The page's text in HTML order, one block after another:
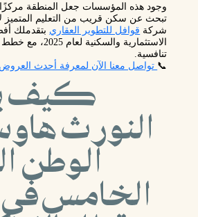
وجود هذه المؤسسات جعل المنطقة مركزًا
تبحث عن سكن قريب من التعليم المتميز
شركة قوافل للتطوير العقاري بتقدملك
الاستثمارية
تنافسية.
📞 تواصل معنا الآن لمعرفة أحدث
كيف
النورث
الوطن
الخامس في